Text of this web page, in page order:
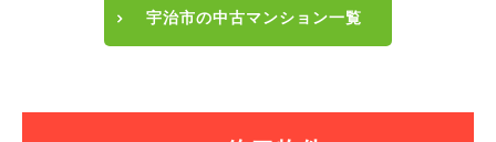
宇治市の中古マンション一覧